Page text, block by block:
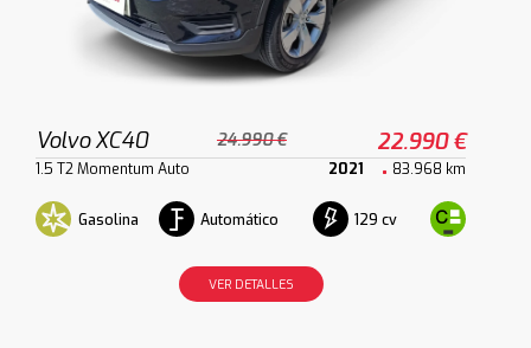
Volvo XC40 24.990 € 22.990 €
1.5 T2 Momentum Auto 2021 83.968 km
Gasolina Automático 129 cv
VER DETALLES